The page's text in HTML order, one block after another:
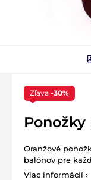
Zľava -30%
Ponožky
Oranžové
balónov pre
Viac informácií ›